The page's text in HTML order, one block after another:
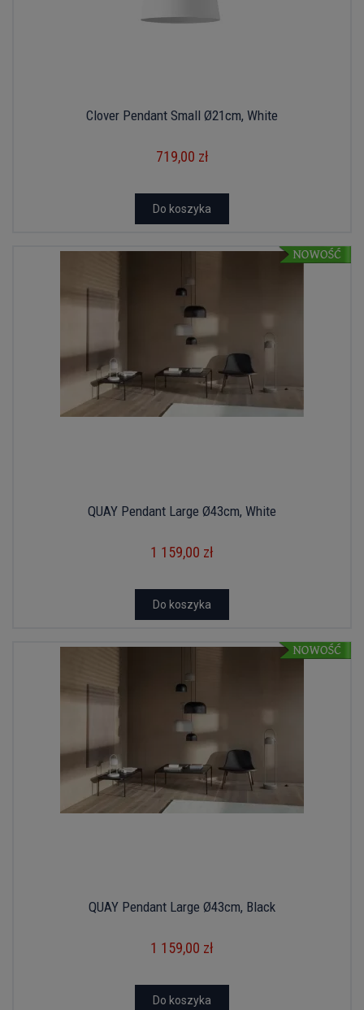
Clover Pendant Small Ø21cm, White
719,00 zł
Do koszyka
QUAY Pendant Large Ø43cm, White
1 159,00 zł
Do koszyka
QUAY Pendant Large Ø43cm, Black
1 159,00 zł
Do koszyka